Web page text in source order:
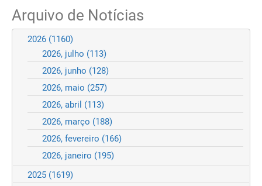
Arquivo de Notícias
2026 (1160)
2026, julho (113)
2026, junho (128)
2026, maio (257)
2026, abril (113)
2026, março (188)
2026, fevereiro (166)
2026, janeiro (195)
2025 (1619)